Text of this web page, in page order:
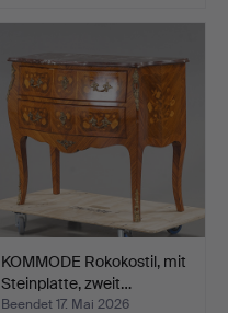
KOMMODE Rokokostil, mit
Steinplatte, zweit…
Beendet 17. Mai 2026